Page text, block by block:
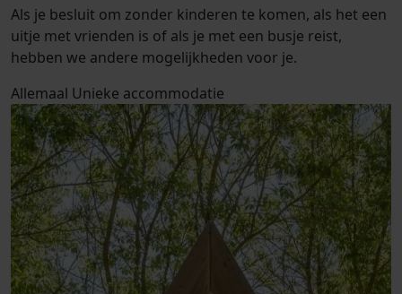
Als je besluit om zonder kinderen te komen, als het een
uitje met vrienden is of als je met een busje reist,
hebben we andere mogelijkheden voor je.
Allemaal Unieke accommodatie